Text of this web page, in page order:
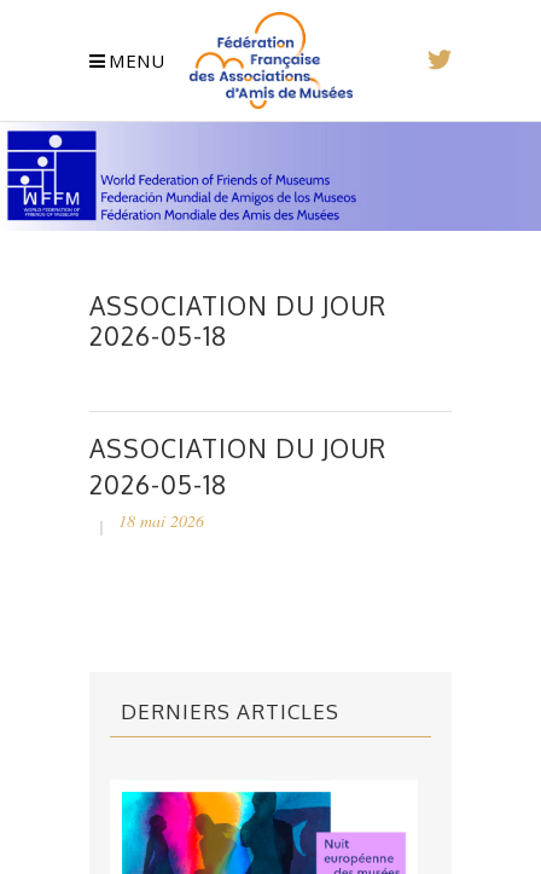
MENU
ASSOCIATION DU JOUR
2026-05-18
ASSOCIATION DU JOUR
2026-05-18
18 mai 2026
DERNIERS ARTICLES